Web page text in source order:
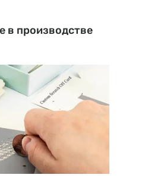
в производстве